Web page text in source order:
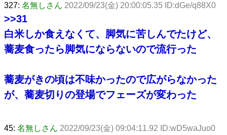
327: 名無しさん 2022/09/23(金) 20:00:05.35 ID:dGe/q88X0
>>31
白米しか食えなくて、脚気に苦しんでたけど、
蕎麦食ったら脚気にならないので流行った
蕎麦がきの頃は不味かったので広がらなかった
が、蕎麦切りの登場でフェーズが変わった
45: 名無しさん 2022/09/23(金) 09:04:11.92 ID:wD5waJuo0